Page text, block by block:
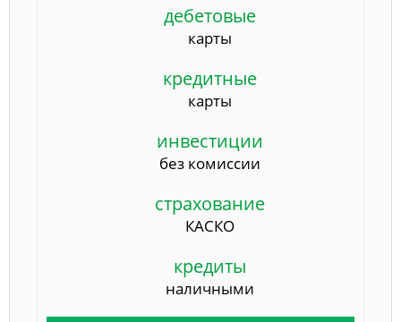
дебетовые
карты
кредитные
карты
инвестиции
без комиссии
страхование
КАСКО
кредиты
наличными